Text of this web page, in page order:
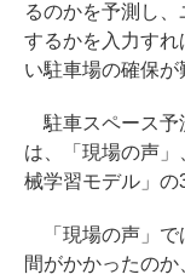
るのかを予測し
するかを入力すれ
い駐車場の確保が
駐車スペース予
は、「現場の声
械学習モデル」の
「現場の声」で
間がかかったの